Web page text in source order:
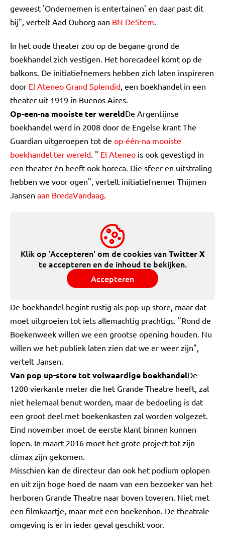
geweest 'Ondernemen is entertainen' en daar past dit
bij", vertelt Aad Ouborg aan BN DeStem.
In het oude theater zou op de begane grond de
boekhandel zich vestigen. Het horecadeel komt op de
balkons. De initiatiefnemers hebben zich laten inspireren
door El Ateneo Grand Splendid, een boekhandel in een
theater uit 1919 in Buenos Aires.
Op-een-na mooiste ter wereldDe Argentijnse
boekhandel werd in 2008 door de Engelse krant The
Guardian uitgeroepen tot de op-één-na mooiste
boekhandel ter wereld. " El Ateneo is ook gevestigd in
een theater én heeft ook horeca. Die sfeer en uitstraling
hebben we voor ogen", vertelt initiatiefnemer Thijmen
Jansen aan BredaVandaag.
Klik op 'Accepteren' om de cookies vanTwitter X
te accepteren en de inhoud te bekijken.
Accepteren
De boekhandel begint rustig als pop-up store, maar dat
moet uitgroeien tot iets allemachtig prachtigs. "Rond de
Boekenweek willen we een grootse opening houden. Nu
willen we het publiek laten zien dat we er weer zijn",
vertelt Jansen.
Van pop up-store tot volwaardige boekhandelDe
1200 vierkante meter die het Grande Theatre heeft, zal
niet helemaal benut worden, maar de bedoeling is dat
een groot deel met boekenkasten zal worden volgezet.
Eind november moet de eerste klant binnen kunnen
lopen. In maart 2016 moet het grote project tot zijn
climax zijn gekomen.
Misschien kan de directeur dan ook het podium oplopen
en uit zijn hoge hoed de naam van een bezoeker van het
herboren Grande Theatre naar boven toveren. Niet met
een filmkaartje, maar met een boekenbon. De theatrale
omgeving is er in ieder geval geschikt voor.